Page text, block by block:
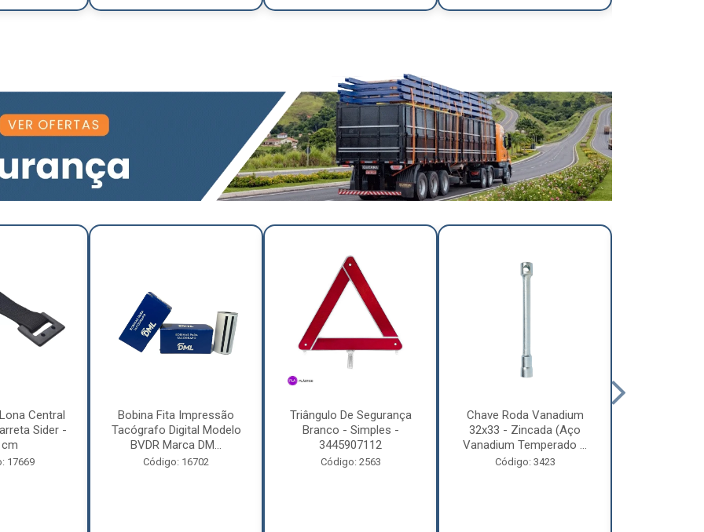
Central
Sider -
17669
Bobina Fita Impressão
Tacógrafo Digital Modelo
BVDR Marca DM...
Código: 16702
Triângulo De Segurança
Branco - Simples -
3445907112
Código: 2563
Chave Roda Vanadium
32x33 - Zincada (Aço
Vanadium Temperado ...
Código: 3423